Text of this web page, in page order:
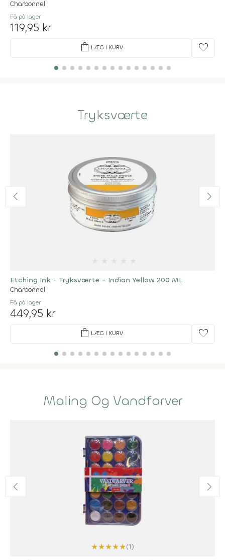
Charbonnel
Få på lager
119,95 kr
shopping_bag LÆG I KURV favorite
Tryksværte
Etching Ink - Tryksværte - Indian Yellow 200 ML
Charbonnel
Få på lager
449,95 kr
shopping_bag LÆG I KURV favorite
Maling Og Vandfarver
★★★★★(1)